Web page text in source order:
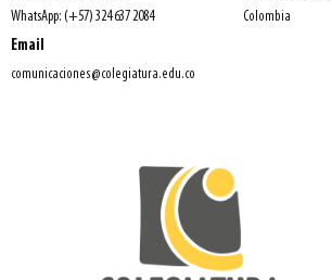
WhatsApp: (+57) 324 637 2084
Email
comunicaciones@colegiatura.edu.co
Colombia